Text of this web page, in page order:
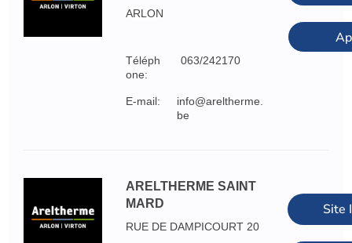
ARLON
Téléph
one:
063/242170
E-mail:
info@areltherme.
be
ARELTHERME SAINT
MARD
RUE DE DAMPICOURT 20
Site